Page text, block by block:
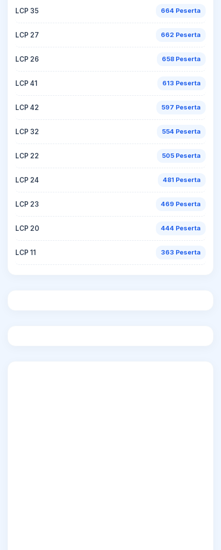
LCP 35 664 Peserta
LCP 27 662 Peserta
LCP 26 658 Peserta
LCP 41 613 Peserta
LCP 42 597 Peserta
LCP 32 554 Peserta
LCP 22 505 Peserta
LCP 24 481 Peserta
LCP 23 469 Peserta
LCP 20 444 Peserta
LCP 11 363 Peserta